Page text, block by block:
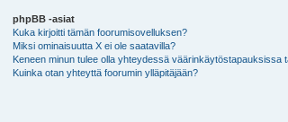
phpBB -asiat
Kuka kirjoitti tämän foorumisovelluksen?
Miksi ominaisuutta X ei ole saatavilla?
Keneen minun tulee olla yhteydessä väärinkäytöstapauksissa
Kuinka otan yhteyttä foorumin ylläpitäjään?